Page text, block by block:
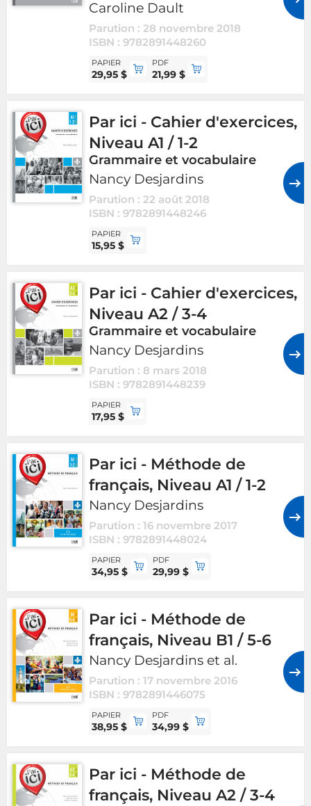
Caroline Dault
Parution : 28 novembre 2018
ISBN : 9782891448260
PAPIER
29,95 $
PDF
21,99 $
Par ici - Cahier d'exercices,
Niveau A1 / 1-2
Grammaire et vocabulaire
Nancy Desjardins
Parution : 22 août 2018
ISBN : 9782891448246
PAPIER
15,95 $
Par ici - Cahier d'exercices,
Niveau A2 / 3-4
Grammaire et vocabulaire
Nancy Desjardins
Parution : 8 mars 2018
ISBN : 9782891448239
PAPIER
17,95 $
Par ici - Méthode de
français, Niveau A1 / 1-2
Nancy Desjardins
Parution : 16 novembre 2017
ISBN : 9782891448024
PAPIER
34,95 $
PDF
29,99 $
Par ici - Méthode de
français, Niveau B1 / 5-6
Nancy Desjardins et al.
Parution : 17 novembre 2016
ISBN : 9782891446075
PAPIER
38,95 $
PDF
34,99 $
Par ici - Méthode de
français, Niveau A2 / 3-4